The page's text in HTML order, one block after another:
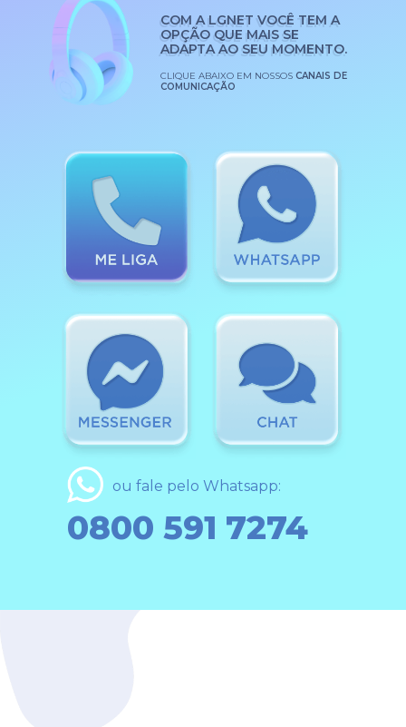
COM A LGNET VOCÊ TEM A
OPÇÃO QUE MAIS SE
ADAPTA AO SEU MOMENTO.
CLIQUE ABAIXO EM NOSSOSCANAIS DE
COMUNICAÇÃO
ou fale pelo Whatsapp:
0800 591 7274